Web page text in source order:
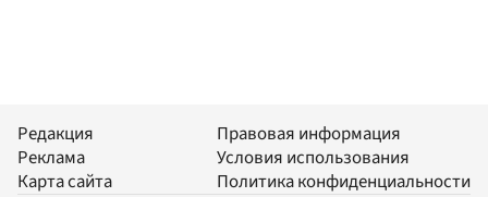
Редакция
Реклама
Карта сайта
Правовая информация
Условия использования
Политика конфиденциальности